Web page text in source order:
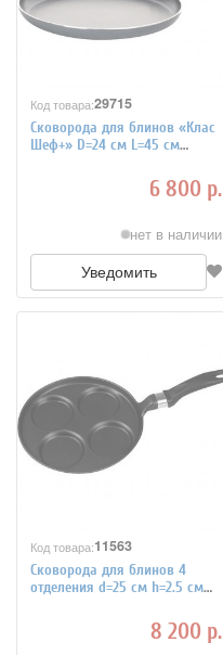
Код товара:29715
Сковорода для блинов «Клас
Шеф+» D=24 см L=45 см
6 800 р.
нет в наличии
Уведомить
Код товара:11563
Сковорода для блинов 4
отделения d=25 см h=2.5 см
8 200 р.